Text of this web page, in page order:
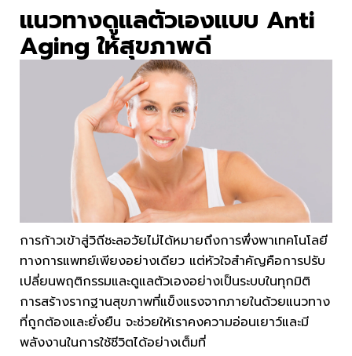
แนวทางดูแลตัวเองแบบ Anti
Aging ให้สุขภาพดี
การก้าวเข้าสู่วิถีชะลอวัยไม่ได้หมายถึงการพึ่งพาเทคโนโลยี
ทางการแพทย์เพียงอย่างเดียว แต่หัวใจสำคัญคือการปรับ
เปลี่ยนพฤติกรรมและดูแลตัวเองอย่างเป็นระบบในทุกมิติ
การสร้างรากฐานสุขภาพที่แข็งแรงจากภายในด้วยแนวทาง
ที่ถูกต้องและยั่งยืน จะช่วยให้เราคงความอ่อนเยาว์และมี
พลังงานในการใช้ชีวิตได้อย่างเต็มที่